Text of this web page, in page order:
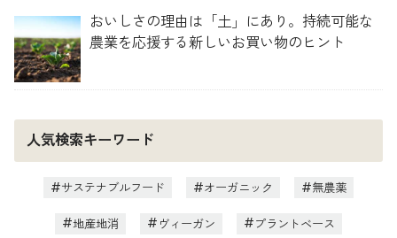
おいしさの理由は「土」にあり。持続可能な
農業を応援する新しいお買い物のヒント
人気検索キーワード
サステナブルフード オーガニック 無農薬
地産地消 ヴィーガン プラントベース